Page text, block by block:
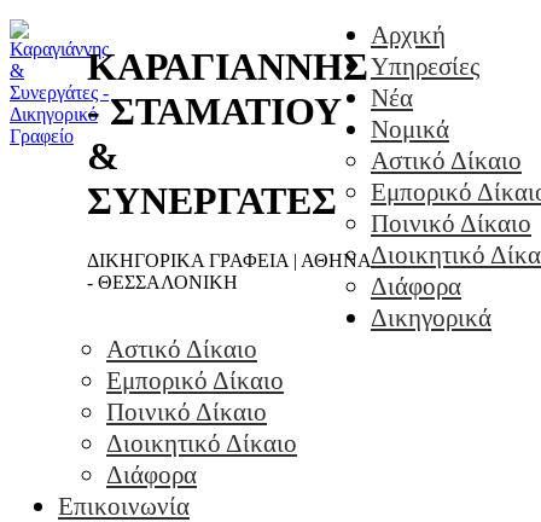
ΚΑΡΑΓΙΑΝΝΗΣ
- ΣΤΑΜΑΤΙΟΥ
&
ΣΥΝΕΡΓΑΤΕΣ
ΔΙΚΗΓΟΡΙΚΑ ΓΡΑΦΕΙΑ | ΑΘΗΝΑ
- ΘΕΣΣΑΛΟΝΙΚΗ
Αρχική
Υπηρεσίες
Νέα
Νομικά
Αστικό Δίκαιο
Εμπορικό
Ποινικό Δίκαιο
Διοικητικό
Διάφορα
Δικηγορικά
Αστικό Δίκαιο
Εμπορικό Δίκαιο
Ποινικό Δίκαιο
Διοικητικό Δίκαιο
Διάφορα
Επικοινωνία